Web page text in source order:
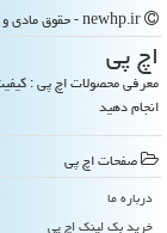
اچ پی
معرفی محصولات اچ پی :
انجام دهید
صفحات اچ پی
درباره ما
خرید بک لینک اچ پی